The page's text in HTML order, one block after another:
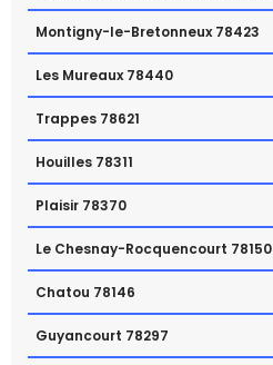
Montigny-le-Bretonneux 78423
Les Mureaux 78440
Trappes 78621
Houilles 78311
Plaisir 78370
Le Chesnay-Rocquencourt 78150
Chatou 78146
Guyancourt 78297